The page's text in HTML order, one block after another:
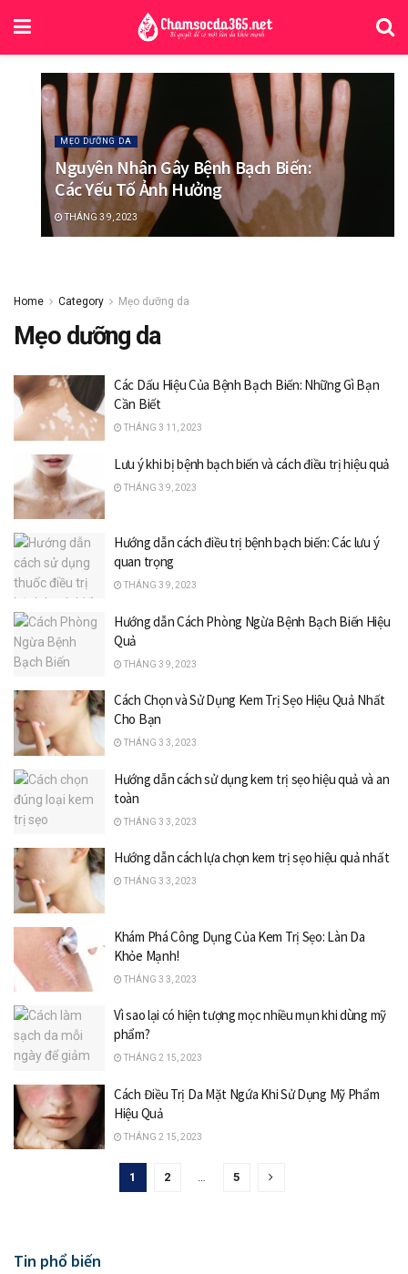
MẸO DƯỠNG DA
Nguyên Nhân Gây Bệnh Bạch Biến:
Các Yếu Tố Ảnh Hưởng
THÁNG 3 9, 2023
Home Category Mẹo dưỡng da
Mẹo dưỡng da
Các Dấu Hiệu Của Bệnh Bạch Biến: Những Gì Bạn
Cần Biết
THÁNG 3 11, 2023
Lưu ý khi bị bệnh bạch biến và cách điều trị hiệu quả
THÁNG 3 9, 2023
Hướng dẫn cách điều trị bệnh bạch biến: Các lưu ý
quan trọng
THÁNG 3 9, 2023
Hướng dẫn Cách Phòng Ngừa Bệnh Bạch Biến Hiệu
Quả
THÁNG 3 9, 2023
Cách Chọn và Sử Dụng Kem Trị Sẹo Hiệu Quả Nhất
Cho Bạn
THÁNG 3 3, 2023
Hướng dẫn cách sử dụng kem trị sẹo hiệu quả và an
toàn
THÁNG 3 3, 2023
Hướng dẫn cách lựa chọn kem trị sẹo hiệu quả nhất
THÁNG 3 3, 2023
Khám Phá Công Dụng Của Kem Trị Sẹo: Làn Da
Khỏe Mạnh!
THÁNG 3 3, 2023
Vì sao lại có hiện tượng mọc nhiều mụn khi dùng mỹ
phẩm?
THÁNG 2 15, 2023
Cách Điều Trị Da Mặt Ngứa Khi Sử Dụng Mỹ Phẩm
Hiệu Quả
THÁNG 2 15, 2023
1 2 … 5
Tin phổ biến